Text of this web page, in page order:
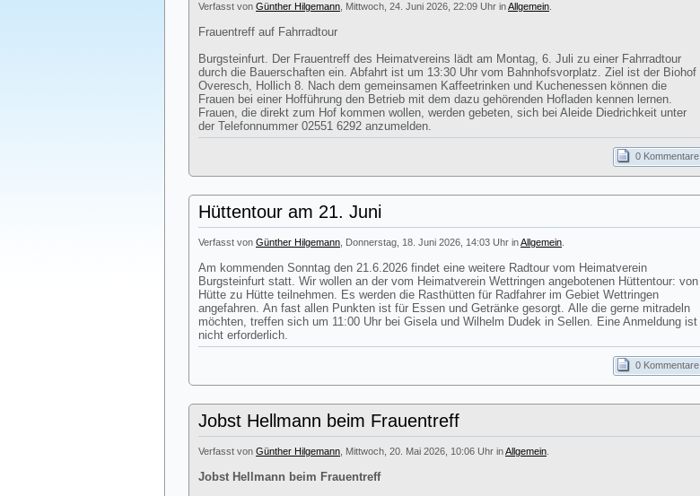
Verfasst von Günther Hilgemann , Mittwoch, 24. Juni 2026, 22:09 Uhr inAllgemein
Frauentreff auf Fahrradtour
Burgsteinfurt. Der Frauentreff des Heimatvereins lädt am Montag, 6. Juli zu einer Fahrradtour
durch die Bauerschaften ein. Abfahrt ist um 13:30 Uhr vom Bahnhofsvorplatz. Ziel ist der Biohof
Overesch, Hollich 8. Nach dem gemeinsamen Kaffeetrinken und Kuchenessen können die
Frauen bei einer Hofführung den Betrieb mit dem dazu gehörenden Hofladen kennen lernen.
Frauen, die direkt zum Hof kommen wollen, werden gebeten, sich bei Aleide Diedrichkeit unter
der Telefonnummer 02551 6292 anzumelden.
0 Kommentare
Hüttentour am 21. Juni
Verfasst von Günther Hilgemann , Donnerstag, 18. Juni 2026, 14:03 Uhr inAllgemein
Am kommenden Sonntag den 21.6.2026 findet eine weitere Radtour vom Heimatverein
Burgsteinfurt statt. Wir wollen an der vom Heimatverein Wettringen angebotenen Hüttentour: von
Hütte zu Hütte teilnehmen. Es werden die Rasthütten für Radfahrer im Gebiet Wettringen
angefahren. An fast allen Punkten ist für Essen und Getränke gesorgt. Alle die gerne mitradeln
möchten, treffen sich um 11:00 Uhr bei Gisela und Wilhelm Dudek in Sellen. Eine Anmeldung ist
nicht erforderlich.
0 Kommentare
Jobst Hellmann beim Frauentreff
Verfasst von Günther Hilgemann , Mittwoch, 20. Mai 2026, 10:06 Uhr inAllgemein
Jobst Hellmann beim Frauentreff